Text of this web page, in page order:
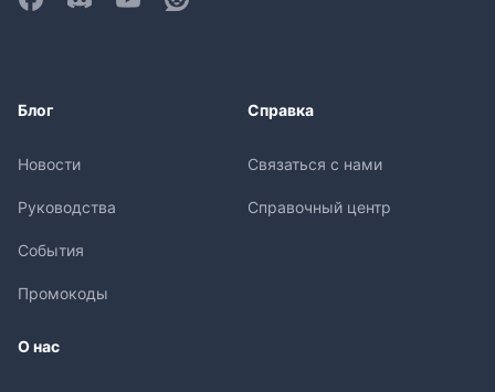
Блог
Новости
Руководства
События
Промокоды
Справка
Связаться с нами
Справочный центр
О нас